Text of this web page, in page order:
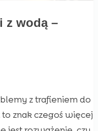
z wodą –
z trafieniem do
znak czegoś więcej